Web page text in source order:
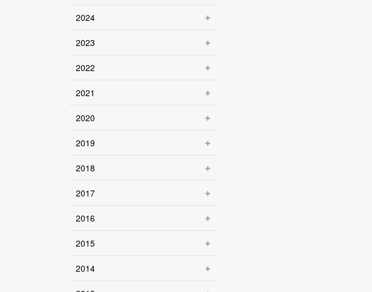
2024
2023
2022
2021
2020
2019
2018
2017
2016
2015
2014